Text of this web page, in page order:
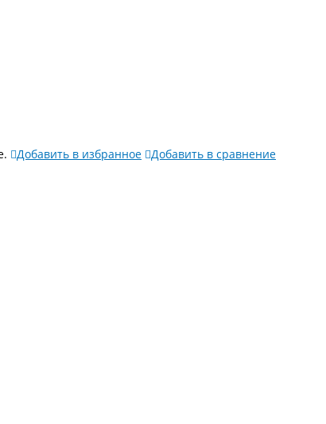
Добавить в избранное
Добавить в сравнение